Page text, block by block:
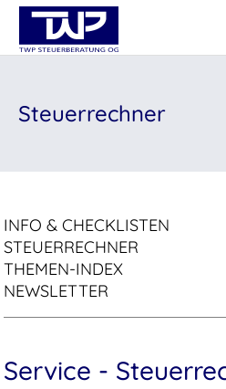
Steuerrechner
INFO & CHECKLISTEN
STEUERRECHNER
THEMEN-INDEX
NEWSLETTER
Service -